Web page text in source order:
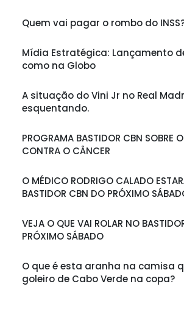
Quem vai pagar o rombo do
Mídia Estratégica: Lançamento
como na Globo
A situação do Vini Jr no Real
esquentando.
PROGRAMA BASTIDOR CBN SOBRE
CONTRA O CÂNCER
O MÉDICO RODRIGO CALADO
BASTIDOR CBN DO PRÓXIMO
VEJA O QUE VAI ROLAR NO
PRÓXIMO SÁBADO
O que é esta aranha na camisa
goleiro de Cabo Verde na copa?